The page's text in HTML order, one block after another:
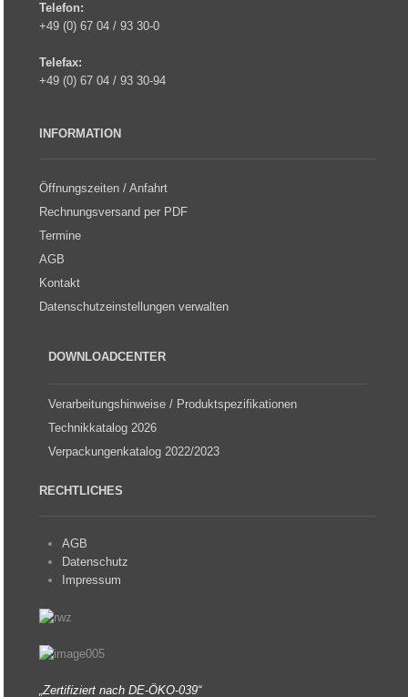
Telefon:
+49 (0) 67 04 / 93 30-0
Telefax:
+49 (0) 67 04 / 93 30-94
INFORMATION
Öffnungszeiten / Anfahrt
Rechnungsversand per PDF
Termine
AGB
Kontakt
Datenschutzeinstellungen verwalten
DOWNLOADCENTER
Verarbeitungshinweise / Produktspezifikationen
Technikkatalog 2026
Verpackungenkatalog 2022/2023
RECHTLICHES
AGB
Datenschutz
Impressum
„Zertifiziert nach DE-ÖKO-039“